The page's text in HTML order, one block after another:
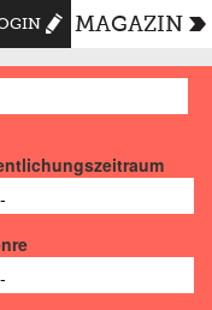
MAGAZIN